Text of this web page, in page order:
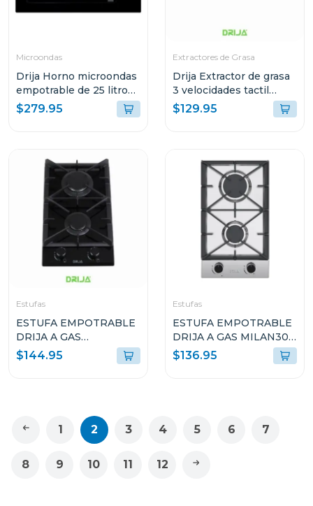
Microondas
Drija Horno microondas
empotrable de 25 litros
florencia
$279.95
Extractores de Grasa
Drija Extractor de grasa
3 velocidades tactil
60cm slim touch
$129.95
Estufas
ESTUFA EMPOTRABLE
DRIJA A GAS
TOSCANA30 DE 29.4CM
CON 2 QUEMADORES
$144.95
Estufas
ESTUFA EMPOTRABLE
DRIJA A GAS MILAN30
CON 2 QUEMADORES
$136.95
1 2 3 4 5 6 7
8 9 10 11 12